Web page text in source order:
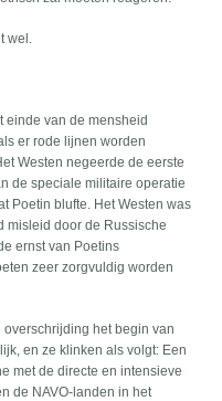
wel.
einde van de mensheid
er rode lijnen worden
Westen negeerde de eerste
de speciale militaire operatie
Poetin blufte. Het Westen was
misleid door de Russische
ernst van Poetins
zeer zorgvuldig worden
het begin van
en ze klinken als volgt: Een
met de directe en intensieve
de NAVO-landen in het